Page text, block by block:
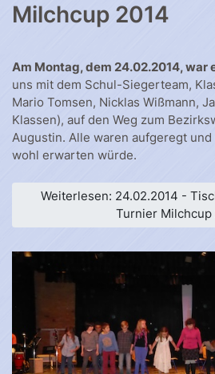
Milchcup 2014
Am Montag, dem 24.02.2014, war
uns mit dem Schul-Siegerteam,
Mario Tomsen, Nicklas Wißmann,
Klassen), auf den Weg zum
Augustin. Alle waren aufgeregt
wohl erwarten würde.
Weiterlesen: 24.02.2014 -
Turnier Milchcup